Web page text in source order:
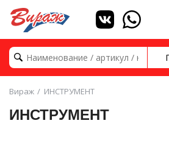
Вираж ИНСТРУМЕНТ
ИНСТРУМЕНТ